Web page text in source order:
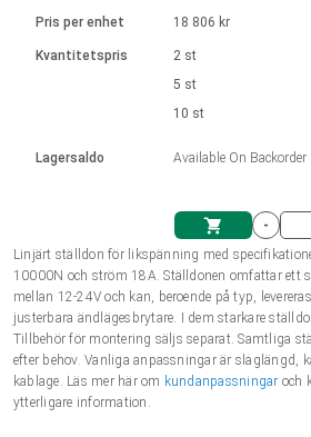
Enhetssystem
Kundkorg
Solenoids
Ø 28-42| 1-1400 rpm | <= 290Ncm
Styrningar borstlösa DC motorer
Styrningar DC motorer
Drivsteg 2-6 A
Synkrona-Asynkrona | för 1-4 ställdon
Synkrona-Asynkrona | för 1-4 ställdon
Français (EUR)
Polski (EUR)
Norsk (NOK)
Suomi (EUR)
Pris per enhet
Kvantitetspris
Lagersaldo
18 806 kr
2 st
5 st
10 st
Available On Backorder
-
Linjärt ställdon för likspänning med
10000N och ström 18A. Ställdonen omfattar ett
mellan 12-24V och kan, beroende på typ,
justerbara ändlägesbrytare. I dem starkare
Tillbehör för montering säljs separat. Samtliga
efter behov. Vanliga anpassningar är slaglängd,
kablage. Läs mer här om kundanpassningar och
ytterligare information.